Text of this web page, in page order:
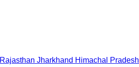
Rajasthan Jharkhand Himachal Pradesh